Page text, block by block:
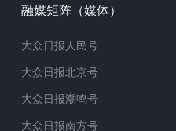
融媒矩阵（媒体）
大众日报人民号
大众日报北京号
大众日报潮鸣号
大众日报南方号